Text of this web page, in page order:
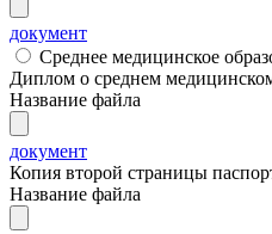
документ
Среднее медицинское
Диплом о среднем
Название файла
документ
Копия второй страницы
Название файла